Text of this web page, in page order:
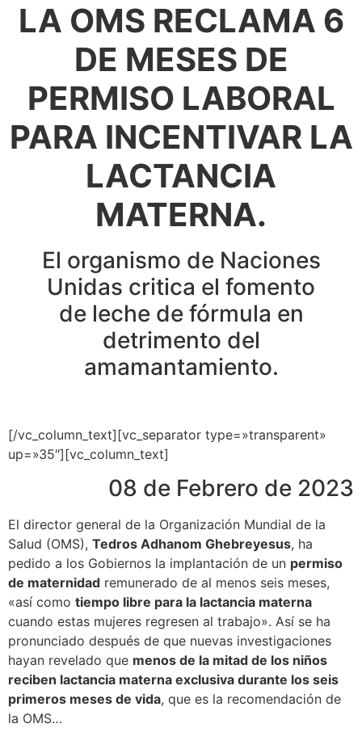
LA OMS RECLAMA 6
DE MESES DE
PERMISO LABORAL
PARA INCENTIVAR LA
LACTANCIA
MATERNA.
El organismo de Naciones
Unidas critica el fomento
de leche de fórmula en
detrimento del
amamantamiento.
[/vc_column_text][vc_separator type=»transparent»
up=»35″][vc_column_text]
08 de Febrero de 2023
El director general de la Organización Mundial de la
Salud (OMS), Tedros Adhanom Ghebreyesus, ha
pedido a los Gobiernos la implantación de un permiso
de maternidad remunerado de al menos seis meses,
«así como tiempo libre para la lactancia materna
cuando estas mujeres regresen al trabajo». Así se ha
pronunciado después de que nuevas investigaciones
hayan revelado que menos de la mitad de los niños
reciben lactancia materna exclusiva durante los seis
primeros meses de vida, que es la recomendación de
la OMS…